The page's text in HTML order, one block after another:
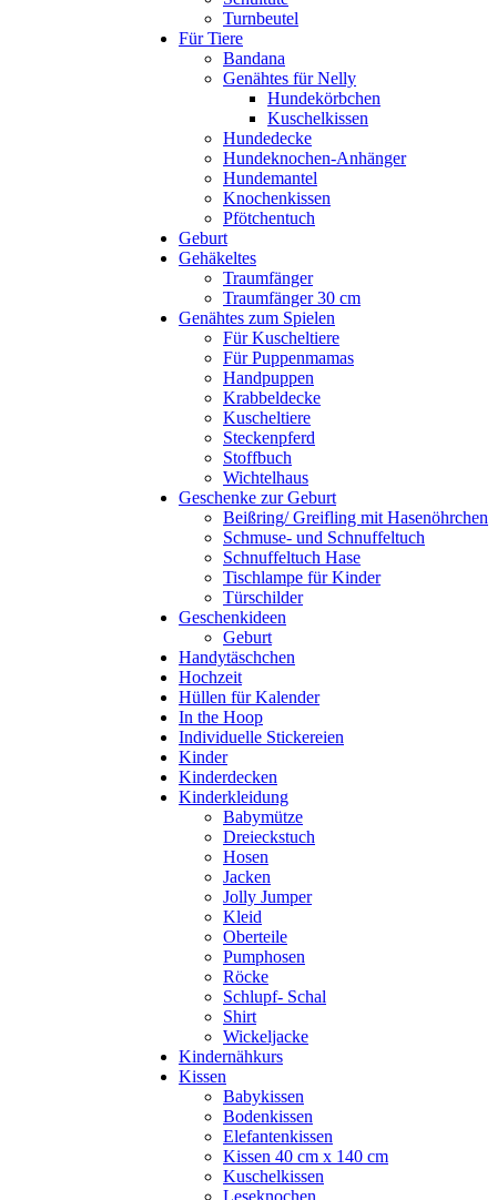
Turnbeutel
Für Tiere
Bandana
Genähtes für Nelly
Hundekörbchen
Kuschelkissen
Hundedecke
Hundeknochen-Anhänger
Hundemantel
Knochenkissen
Pfötchentuch
Geburt
Gehäkeltes
Traumfänger
Traumfänger 30 cm
Genähtes zum Spielen
Für Kuscheltiere
Für Puppenmamas
Handpuppen
Krabbeldecke
Kuscheltiere
Steckenpferd
Stoffbuch
Wichtelhaus
Geschenke zur Geburt
Beißring/ Greifling mit Hasenöhrchen
Schmuse- und Schnuffeltuch
Schnuffeltuch Hase
Tischlampe für Kinder
Türschilder
Geschenkideen
Geburt
Handytäschchen
Hochzeit
Hüllen für Kalender
In the Hoop
Individuelle Stickereien
Kinder
Kinderdecken
Kinderkleidung
Babymütze
Dreieckstuch
Hosen
Jacken
Jolly Jumper
Kleid
Oberteile
Pumphosen
Röcke
Schlupf- Schal
Shirt
Wickeljacke
Kindernähkurs
Kissen
Babykissen
Bodenkissen
Elefantenkissen
Kissen 40 cm x 140 cm
Kuschelkissen